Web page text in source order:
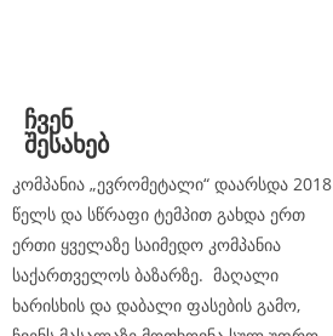
ჩვენ
შესახებ
კომპანია „ევრომეტალი“ დაარსდა 2018
წელს და სწრაფი ტემპით გახდა ერთ
ერთი ყველაზე საიმედო კომპანია
საქართველოს ბაზარზე. მაღალი
ხარისხის და დაბალი ფასების გამო,